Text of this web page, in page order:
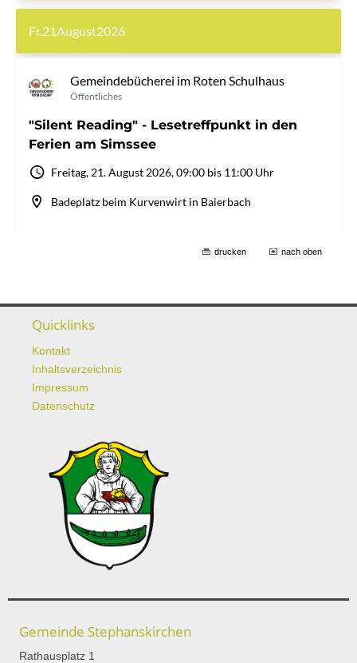
drucken nach oben
Quicklinks
Kontakt
Inhaltsverzeichnis
Impressum
Datenschutz
Gemeinde Stephanskirchen
Rathausplatz 1